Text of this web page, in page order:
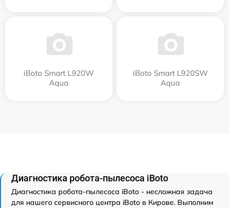
iBoto Smart L920W
Aqua
iBoto Smart L920SW
Aqua
Диагностика робота-пылесоса iBoto
Диагностика робота-пылесоса iBoto - несложная задача
для нашего сервисного центра iBoto в Кирове. Выполним